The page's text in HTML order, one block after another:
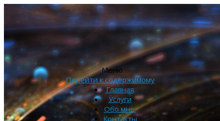
Меню
Перейти к содержимому
Главная
Услуги
Обо мне.
Контакты